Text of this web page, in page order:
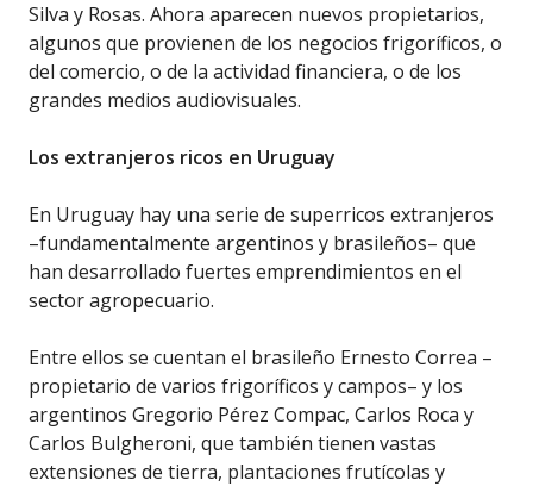
Silva y Rosas. Ahora aparecen nuevos propietarios,
algunos que provienen de los negocios frigoríficos, o
del comercio, o de la actividad financiera, o de los
grandes medios audiovisuales.
Los extranjeros ricos en Uruguay
En Uruguay hay una serie de superricos extranjeros
–fundamentalmente argentinos y brasileños– que
han desarrollado fuertes emprendimientos en el
sector agropecuario.
Entre ellos se cuentan el brasileño Ernesto Correa –
propietario de varios frigoríficos y campos– y los
argentinos Gregorio Pérez Compac, Carlos Roca y
Carlos Bulgheroni, que también tienen vastas
extensiones de tierra, plantaciones frutícolas y